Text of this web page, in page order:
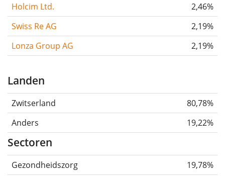
Holcim Ltd.
2,46%
Swiss Re AG
2,19%
Lonza Group AG
2,19%
Landen
Zwitserland
80,78%
Anders
19,22%
Sectoren
Gezondheidszorg
19,78%